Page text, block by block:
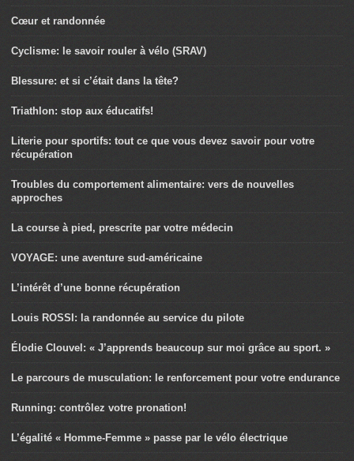
Cœur et randonnée
Cyclisme: le savoir rouler à vélo (SRAV)
Blessure: et si c’était dans la tête?
Triathlon: stop aux éducatifs!
Literie pour sportifs: tout ce que vous devez savoir pour votre
récupération
Troubles du comportement alimentaire: vers de nouvelles
approches
La course à pied, prescrite par votre médecin
VOYAGE: une aventure sud-américaine
L’intérêt d’une bonne récupération
Louis ROSSI: la randonnée au service du pilote
Élodie Clouvel: « J’apprends beaucoup sur moi grâce au sport. »
Le parcours de musculation: le renforcement pour votre endurance
Running: contrôlez votre pronation!
L’égalité « Homme-Femme » passe par le vélo électrique